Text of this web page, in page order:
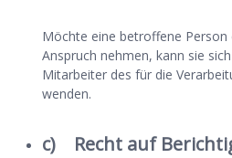
Möchte eine betroffene Person
Anspruch nehmen, kann sie
Mitarbeiter des für die
wenden.
c) Recht auf